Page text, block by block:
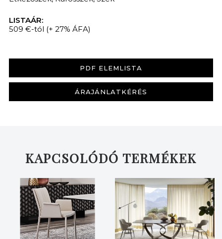
LISTAÁR:
509 €-tól (+ 27% ÁFA)
PDF ELEMLISTA
ÁRAJÁNLATKÉRÉS
KAPCSOLÓDÓ TERMÉKEK
KERESÉS